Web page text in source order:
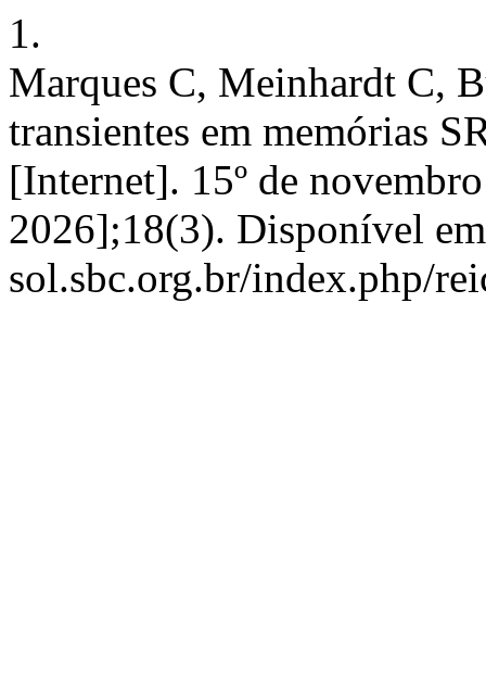
1.
Marques C, Meinhardt C,
transientes em memórias
[Internet]. 15º de
2026];18(3). Disponível
sol.sbc.org.br/index.php/